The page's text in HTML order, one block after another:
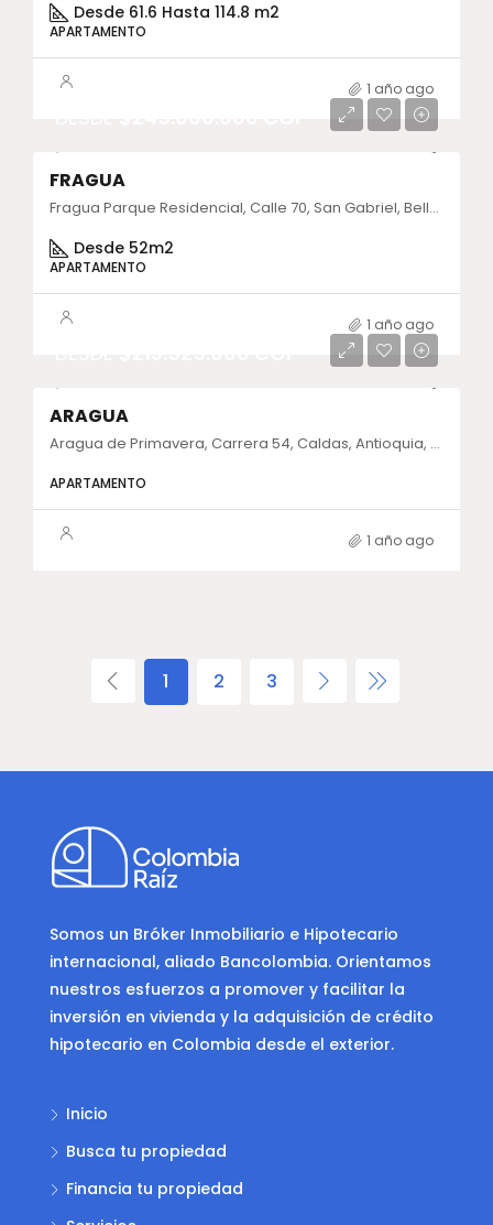
Desde 61.6 Hasta 114.8 m2
APARTAMENTO
1 año ago
FRAGUA
Fragua Parque Residencial, Calle 70, San Gabriel, Bello, Antioquia, Colombia
Desde 52m2
APARTAMENTO
1 año ago
ARAGUA
Aragua de Primavera, Carrera 54, Caldas, Antioquia, Colombia
APARTAMENTO
1 año ago
1 2 3
Somos un Bróker Inmobiliario e Hipotecario
internacional, aliado Bancolombia. Orientamos
nuestros esfuerzos a promover y facilitar la
inversión en vivienda y la adquisición de crédito
hipotecario en Colombia desde el exterior.
Inicio
Busca tu propiedad
Financia tu propiedad